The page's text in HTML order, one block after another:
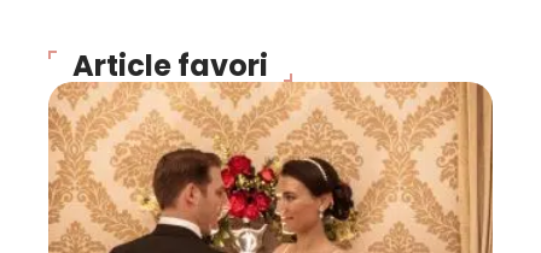
Article favori